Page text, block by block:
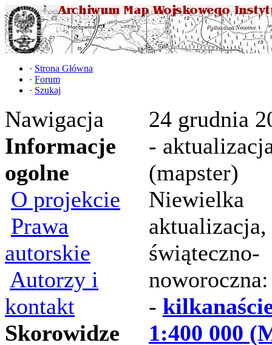
· Strona Główna
· Forum
· Szukaj
Nawigacja
Informacje
ogolne
O projekcie
Prawa
autorskie
Autorzy i
kontakt
Skorowidze
24 grudnia
-
(mapster)
Niewielka
aktualizacja,
świąteczno-
noworoczna:
-
1:400 000